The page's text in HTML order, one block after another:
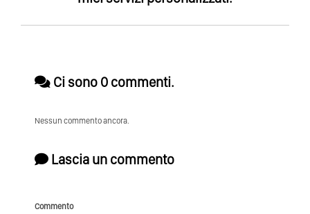
Ci sono 0 commenti.
Nessun commento ancora.
Lascia un commento
Commento